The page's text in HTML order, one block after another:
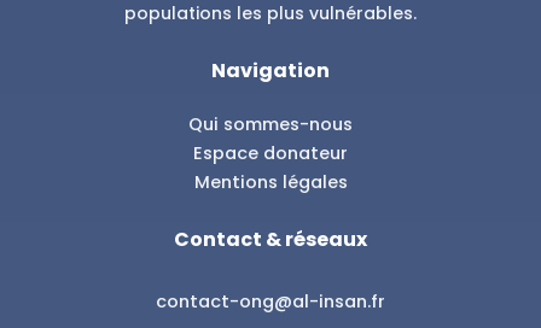
populations les plus vulnérables.
Navigation
Qui sommes-nous
Espace donateur
Mentions légales
Contact & réseaux
contact-ong@al-insan.fr